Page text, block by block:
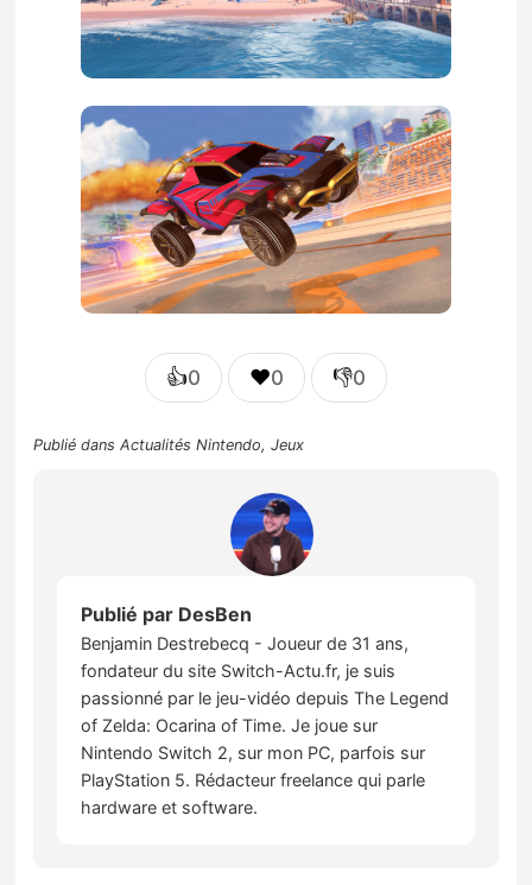
👍0 ❤️0 👎0
Publié dansActualités Nintendo,Jeux
Publié par DesBen
Benjamin Destrebecq - Joueur de 31 ans,
fondateur du site Switch-Actu.fr, je suis
passionné par le jeu-vidéo depuis The Legend
of Zelda: Ocarina of Time. Je joue sur
Nintendo Switch 2, sur mon PC, parfois sur
PlayStation 5. Rédacteur freelance qui parle
hardware et software.